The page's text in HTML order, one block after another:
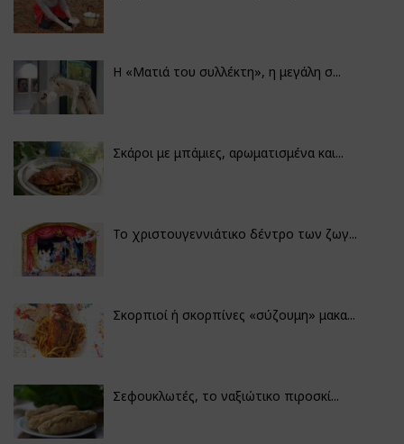
H «Ματιά του συλλέκτη», η μεγάλη σ...
Σκάροι με μπάμιες, αρωματισμένα και...
Το χριστουγεννιάτικο δέντρο των ζωγ...
Σκορπιοί ή σκορπίνες «σύζουμη» μακα...
Σεφουκλωτές, το ναξιώτικο πιροσκί...